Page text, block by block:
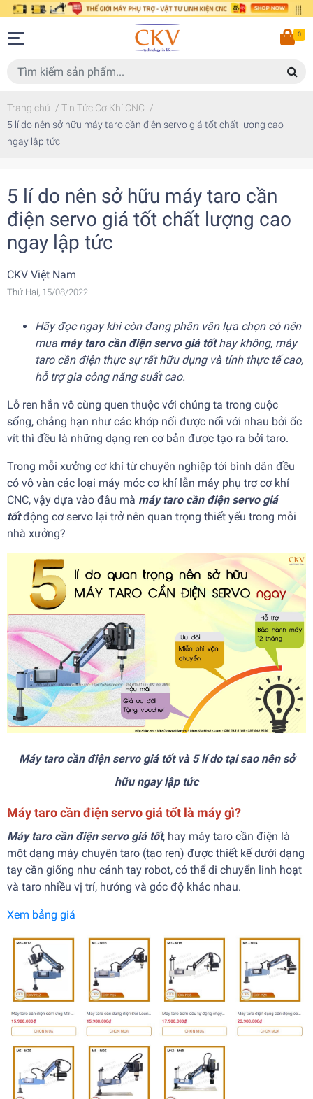
0
Trang chủ / Tin Tức Cơ Khí CNC /
5 lí do nên sở hữu máy taro cần điện servo giá tốt chất lượng cao
ngay lập tức
5 lí do nên sở hữu máy taro cần
điện servo giá tốt chất lượng cao
ngay lập tức
CKV Việt Nam
Thứ Hai, 15/08/2022
Hãy đọc ngay khi còn đang phân vân lựa chọn có nên
mua máy taro cần điện servo giá tốthay không, máy
taro cần điện thực sự rất hữu dụng và tính thực tế cao,
hỗ trợ gia công năng suất cao.
Lỗ ren hẳn vô cùng quen thuộc với chúng ta trong cuộc
sống, chẳng hạn như các khớp nối được nối với nhau bởi ốc
vít thì đều là những dạng ren cơ bản được tạo ra bởi taro.
Trong mỗi xưởng cơ khí từ chuyên nghiệp tới bình dân đều
có vô vàn các loại máy móc cơ khí lẫn máy phụ trợ cơ khí
CNC, vậy dựa vào đâu mà máy taro cần điện servo giá
tốtđộng cơ servo lại trở nên quan trọng thiết yếu trong mỗi
nhà xưởng?
Máy taro cần điện servo giá tốt và 5 lí do tại sao nên sở
hữu ngay lập tức
Máy taro cần điện servo giá tốt là máy gì?
Máy taro cần điện servo giá tốt, hay máy taro cần điện là
một dạng máy chuyên taro (tạo ren) được thiết kế dưới dạng
tay cần giống như cánh tay robot, có thể di chuyển linh hoạt
và taro nhiều vị trí, hướng và góc độ khác nhau.
Xem bảng giá